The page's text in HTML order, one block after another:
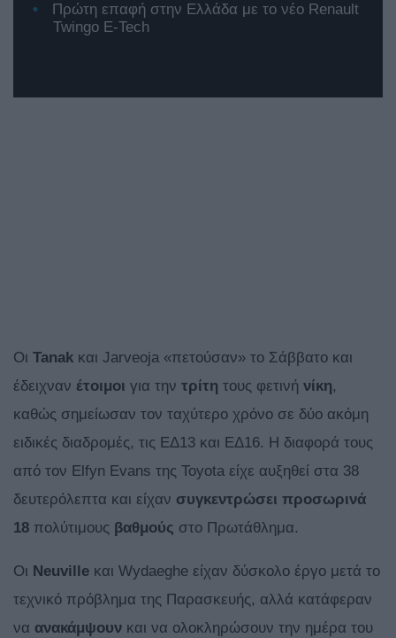
Πρώτη επαφή στην Ελλάδα με το νέο Renault
Twingo E-Tech
Οι Tanak και Jarveoja «πετούσαν» το Σάββατο και
έδειχναν έτοιμοι για την τρίτη τους φετινή νίκη,
καθώς σημείωσαν τον ταχύτερο χρόνο σε δύο ακόμη
ειδικές διαδρομές, τις ΕΔ13 και ΕΔ16. Η διαφορά τους
από τον Elfyn Evans της Toyota είχε αυξηθεί στα 38
δευτερόλεπτα και είχαν συγκεντρώσει προσωρινά
18 πολύτιμους βαθμούς στο Πρωτάθλημα.
Οι Neuville και Wydaeghe είχαν δύσκολο έργο μετά το
τεχνικό πρόβλημα της Παρασκευής, αλλά κατάφεραν
να ανακάμψουν και να ολοκληρώσουν την ημέρα του